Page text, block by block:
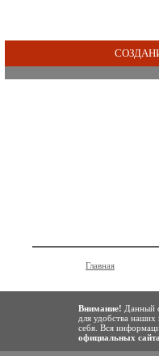
Главная
Внимание! Данный
для удобства
себя. Вся
официальных